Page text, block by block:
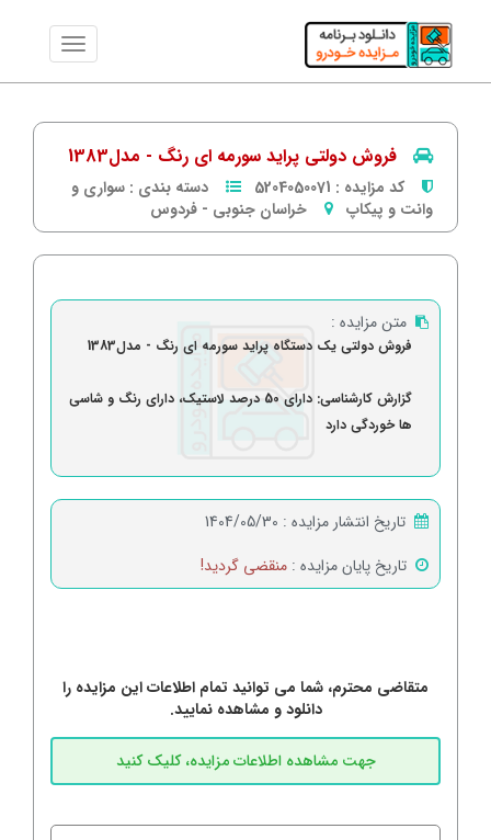
فروش دولتی پراید سورمه ای رنگ - مدل1383
کد مزایده : 5204050071 دسته بندی : سواری و
وانت و پیکاپ
خراسان جنوبی - فردوس
متن مزایده :
فروش دولتی یک دستگاه پراید سورمه ای رنگ - مدل1383
گزارش کارشناسی: دارای 50 درصد لاستیک، دارای رنگ و شاسی
ها خوردگی دارد
تاریخ انتشار مزایده : 1404/05/30
تاریخ پایان مزایده : منقضی گردید!
متقاضی محترم، شما می توانید تمام اطلاعات این مزایده را
دانلود و مشاهده نمایید.